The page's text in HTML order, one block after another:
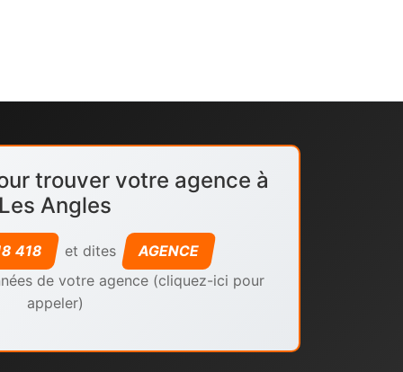
trouver votre agence à
Les Angles
418 et dites
AGENCE
de votre agence (cliquez-ici pour
appeler)